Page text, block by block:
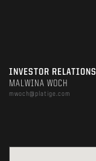
INVESTOR RELATIONS
MALWINA WOCH
mwoch@platige.com